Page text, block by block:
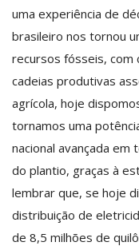
uma experiência de
brasileiro nos tornou
recursos fósseis, com
cadeias produtivas
agrícola, hoje
tornamos uma
nacional avançada
do plantio, graças à
lembrar que, se hoje
distribuição de
de 8,5 milhões de